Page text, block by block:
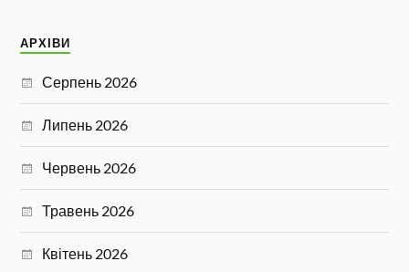
АРХІВИ
Серпень 2026
Липень 2026
Червень 2026
Травень 2026
Квітень 2026